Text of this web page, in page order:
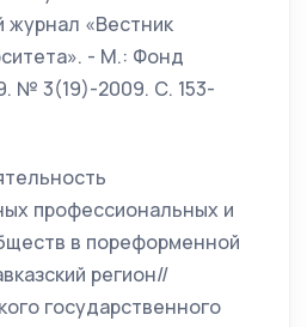
«Вестник
- М.: Фонд
№ 3(19)-2009. С. 153-
профессиональных и
в пореформенной
регион//
государственного